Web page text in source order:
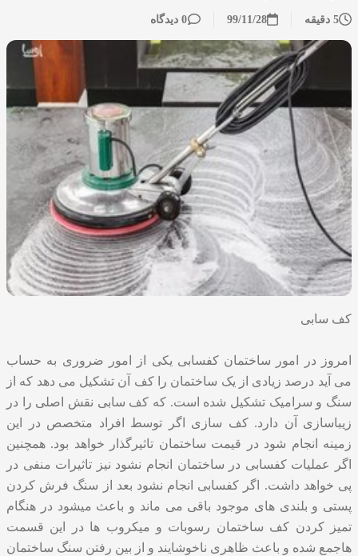
5 دقیقه 99/11/28 0 دیدگاه
کف سابی
امروز در امور ساختمانکفسابی یکی از امور ضروری به حساب
می آید درصد زیادی از یک ساختمان را کف آن تشکیل می دهد که از
سنگ و سرامیک تشکیل شده است. که کف سابی نقش اصلی را در
زیباسازی آن دارد. کف سازی اگر توسط افراد متخصص در این
زمینه انجام شود در قیمت ساختمان تاثیرگذار خواهد بود. همچنین
اگر عملیات کفسابی در ساختمان انجام نشود نیز تاثیرات منفی در
پی خواهد داشت. اگر کفسابی انجام نشود بعد از سنگ فرش کردن
پستی و بلندی های موجود باقی می ماند و باعث میشود در هنگام
تمیز کردن کف ساختمان رسوبات و میکروب ها در این قسمت
هاجمع شده و باعث ظاهری ناخوشایند و از بین رفتن سنگ ساختمان